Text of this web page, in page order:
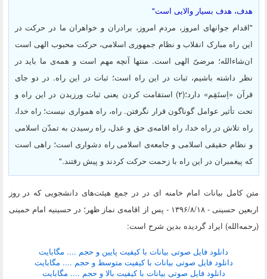
هدف، هدف بسیار والایی است"
"اقدام جوانهای امروز، مردم امروز، برادران و خواهران ما در حرکت در
این راه مبارک انقلاب و نظام جمهوری اسلامی، حرکت محبوب الهی است
ان‌شاءالله؛ مرضیّ الهی است. منتها آنچه مهم است و همه‌ی ما باید در
نظر داشته باشیم، ثبات در این راه است؛ ثبات در این راه. در دو جای
قرآن «اِستَقِم» دارد؛(۲) استقامت کردن یعنی ثبات ورزیدن در این راه و
تحت تأثیر عوامل گوناگون قرار نگرفتن. راه، راه همواری نیست؛ راه خدا،
راه تلاش در راه خدا، راه اقامه‌ی حق و عدل، راه رسیدن به تمدّن اسلامی
و نظام حقیقی اسلامی و جامعه‌ی اسلامی راه دشواری است؛ راهی است
که پیغمبران در این راه با زحمت حرکت کردند و پیش رفتند."
متن کامل بیانات امام خامنه ای در در جمع هیئت‌های دانشجویی که در روز
اربعین حسینی - ۱۳۹۶/۸/۱۸ - پس از اقامه‌ی نماز ظهر؛ در حسینیه امام خمینی
(رحمه‌الله) ایراد گردیده بدین شرح است:
دانلود فایل صوتی بیانات با کیفیت پایین و حجم .... مگابایت
دانلود فایل صوتی بیانات با کیفیت متوسط و حجم .... مگابایت
دانلود فایل صوتی بیانات با کیفیت بالا و حجم .... مگابایت